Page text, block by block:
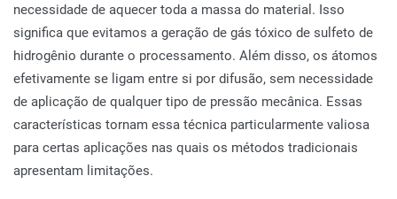
necessidade de aquecer toda a massa do material. Isso
significa que evitamos a geração de gás tóxico de sulfeto de
hidrogênio durante o processamento. Além disso, os átomos
efetivamente se ligam entre si por difusão, sem necessidade
de aplicação de qualquer tipo de pressão mecânica. Essas
características tornam essa técnica particularmente valiosa
para certas aplicações nas quais os métodos tradicionais
apresentam limitações.